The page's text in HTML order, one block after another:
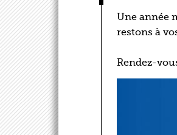
Une année
restons à
Rendez-